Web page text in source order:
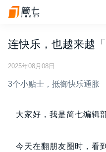
连快乐，也越来越
2025年08月08日
3个小贴士，抵御快乐通胀
大家好，我是简七编辑
今天在翻朋友圈时，看